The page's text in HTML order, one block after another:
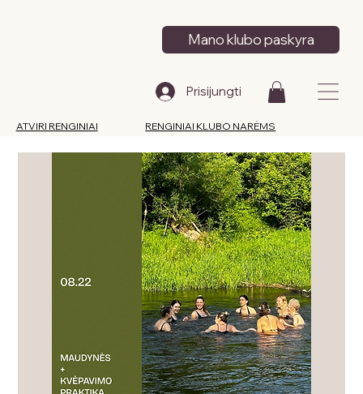
Mano klubo paskyra
Prisijungti
ATVIRI RENGINIAI RENGINIAI KLUBO NARĖMS